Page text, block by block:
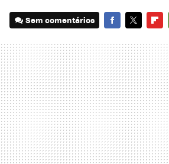
Sem comentários